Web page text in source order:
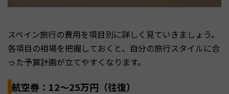
スペイン旅行の費用を項目別に詳しく見ていきましょう。
各項目の相場を把握しておくと、自分の旅行スタイルに合
った予算計画が立てやすくなります。
航空券：12〜25万円（往復）